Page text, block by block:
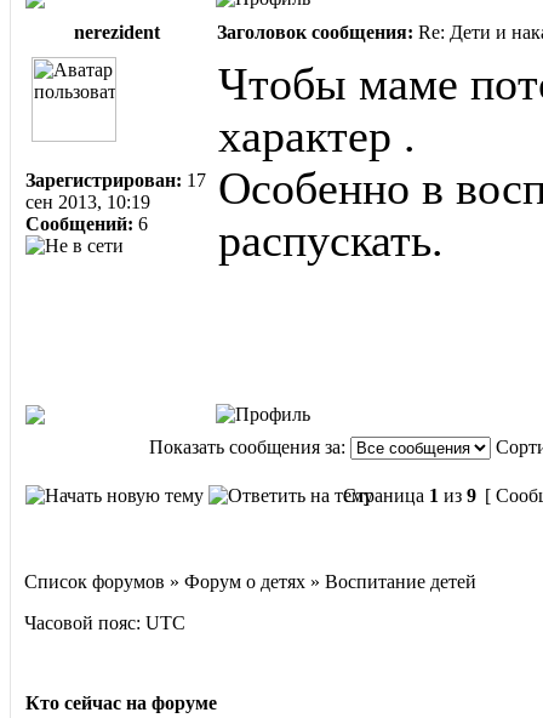
nerezident Заголовок сообщения: Re: Дети и
Зарегистрирован: 17
сен 2013, 10:19
Сообщений: 6
Чтобы маме
характер .
Особенно в
распускать.
Показать сообщения за:
Страница 1 из 9 [
Список форумов » Форум о детях » Воспитание детей
Часовой пояс: UTC
Кто сейчас на форуме